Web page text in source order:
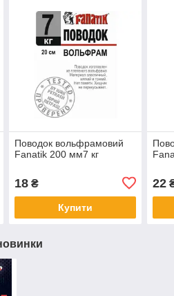
Поводок вольфрамовий
Fanatik 200 мм7 кг
18₴
Купити
22